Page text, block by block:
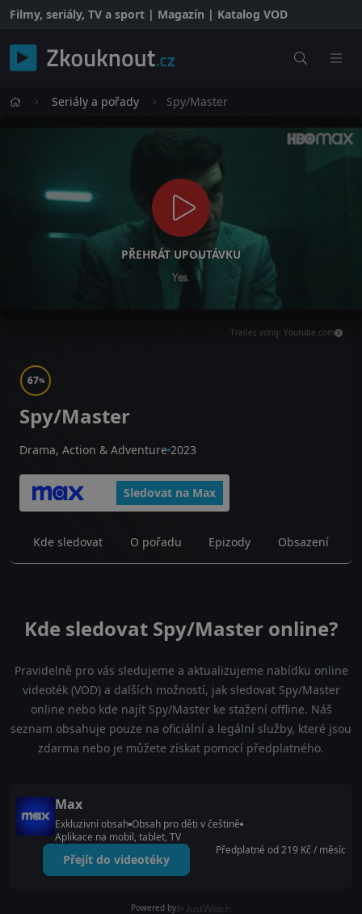
Filmy, seriály, TV a sport | Magazín | Katalog VOD
Seriály a pořady Spy/Master
PŘEHRÁT UPOUTÁVKU
Trailer, zdroj: Youtube.com
67%
Spy/Master
Drama, Action & Adventure 2023
Sledovat na Max
Kde sledovat O pořadu Epizody Obsazení
Kde sledovat Spy/Master online?
Pravidelně pro vás sledujeme a aktualizujeme nabídku online
videoték (VOD) a dalších možností, jak sledovat Spy/Master
online nebo kde najít Spy/Master ke stažení offline. Náš
seznam obsahuje pouze na oficiální a legální služby, které jsou
zdarma nebo je můžete získat pomocí předplatného.
Max
Exkluzivní obsah Obsah pro děti v češtině
Aplikace na mobil, tablet, TV
Přejít do videotéky
Předplatné od 219 Kč / měsíc
Powered by